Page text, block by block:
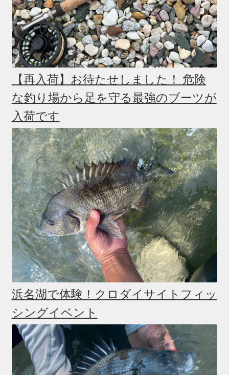
【再入荷】お待たせしました！ 危険
な釣り場から足を守る最強のブーツが
入荷です
浜名湖で体験！クロダイサイトフィッ
シングイベント